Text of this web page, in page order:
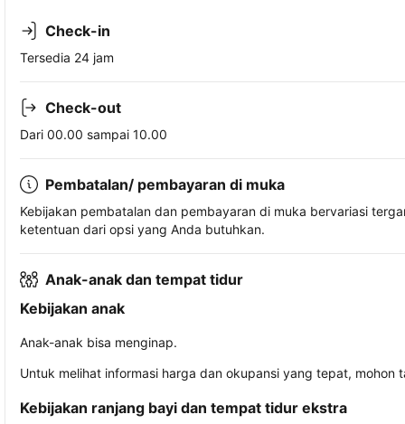
Check-in
Tersedia 24 jam
Check-out
Dari 00.00 sampai 10.00
Pembatalan/ pembayaran di muka
Kebijakan pembatalan dan pembayaran di muka bervariasi
ketentuan dari opsi yang Anda butuhkan.
Anak-anak dan tempat tidur
Kebijakan anak
Anak-anak bisa menginap.
Untuk melihat informasi harga dan okupansi yang tepat,
Kebijakan ranjang bayi dan tempat tidur ekstra